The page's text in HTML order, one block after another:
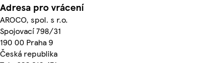
Adresa pro vrácení
AROCO, spol. s r.o.
Spojovací 798/31
190 00 Praha 9
Česká republika